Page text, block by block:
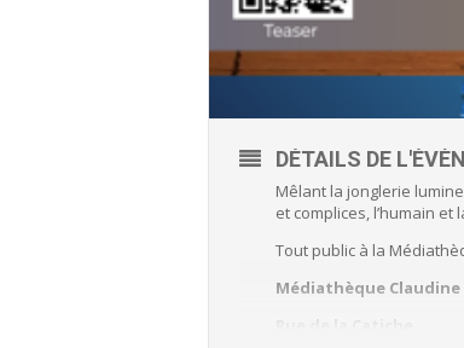
DÉTAILS DE
Mêlant la jonglerie
et complices, l’humain
Tout public à la
Médiathèque